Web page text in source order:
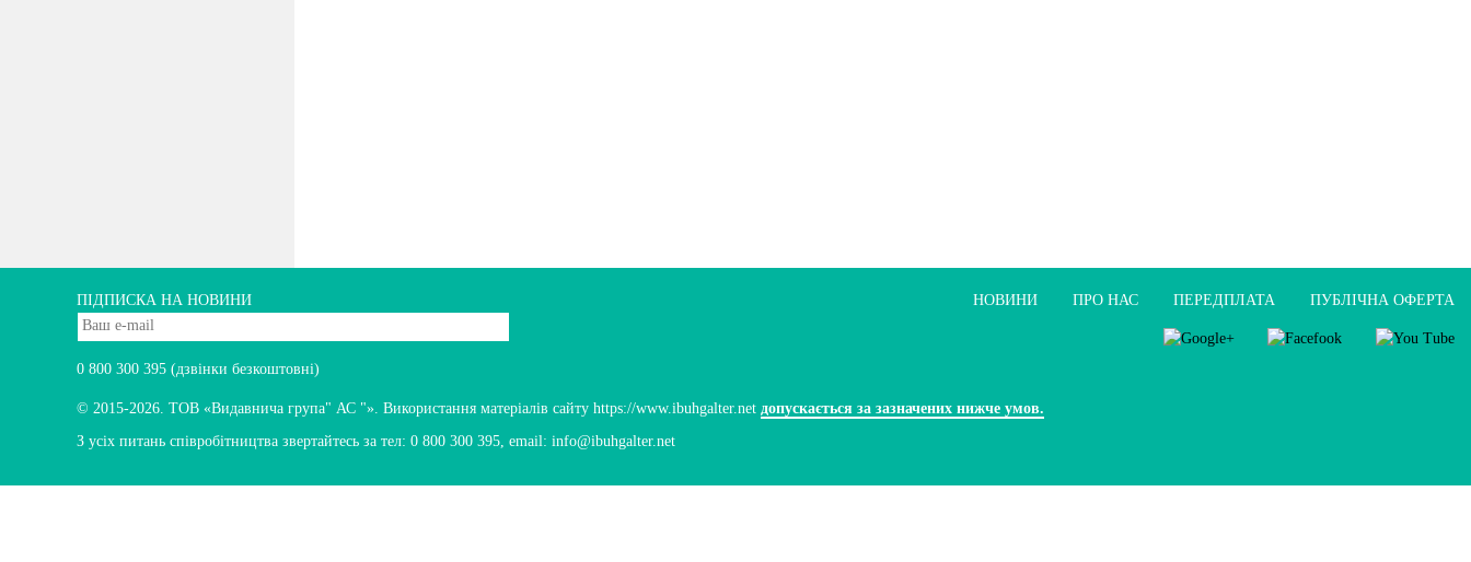
ПІДПИСКА НА НОВИНИ
0 800 300 395 (дзвінки безкоштовні)
НОВИНИ ПРО НАС ПЕРЕДПЛАТА ПУБЛIЧНА ОФЕРТА
© 2015-2026. ТОВ «Видавнича група" АС "». Використання матеріалів сайту https://www.ibuhgalter.net допускається за зазначених нижче умов.
З усіх питань співробітництва звертайтесь за тел: 0 800 300 395, email: info@ibuhgalter.net